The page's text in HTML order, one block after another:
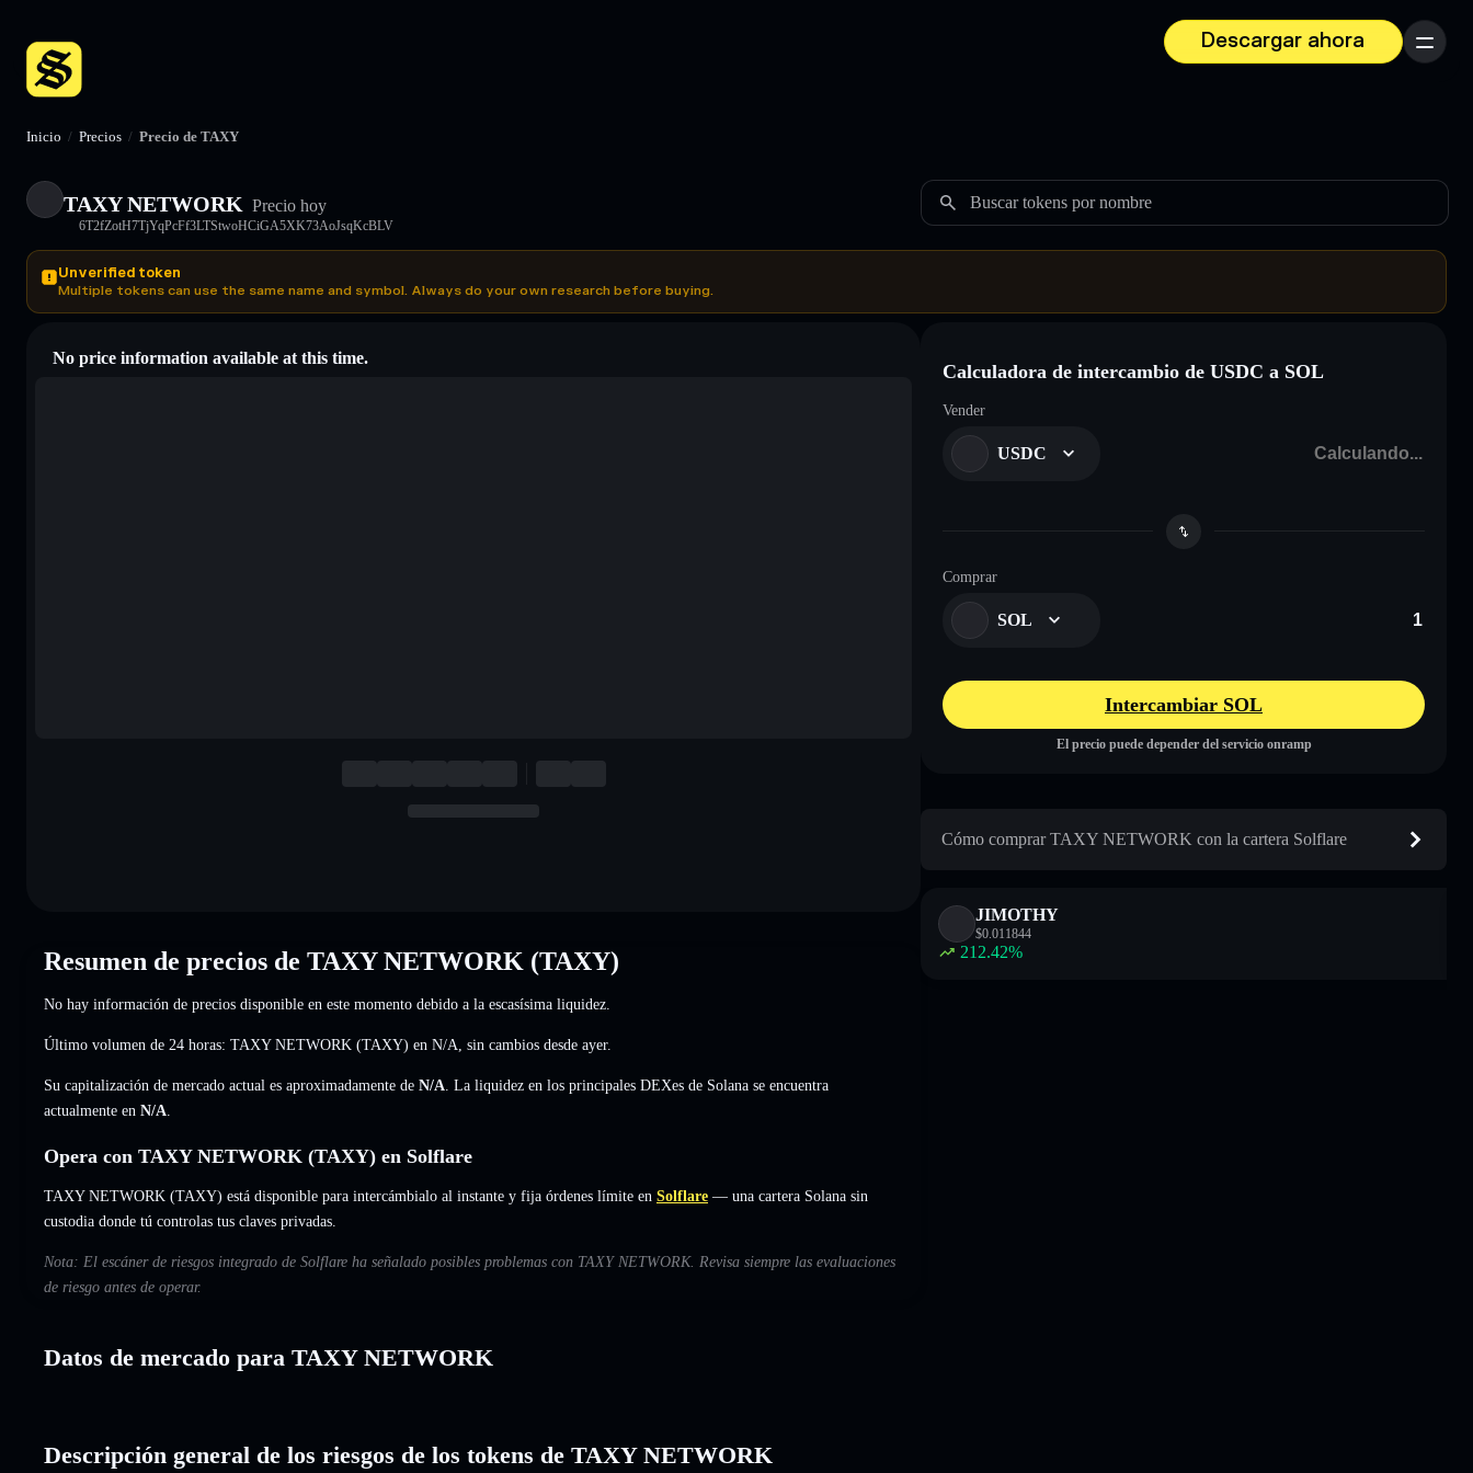
Descargar ahora
Menú
Inicio / Precios / Precio de TAXY
TAXY NETWORK Precio hoy
6T2fZotH7TjYqPcFf3LTStwoHCiGA5XK73AoJsqKcBLV
Buscar tokens por nombre
Unverified token
Multiple tokens can use the same name and symbol. Always do your own research before buying.
No price information available at this time.
Resumen de precios de TAXY NETWORK (TAXY)
No hay información de precios disponible en este momento debido a la escasísima liquidez.
Último volumen de 24 horas: TAXY NETWORK (TAXY) en N/A sin cambios desde ayer.
Su capitalización de mercado actual es aproximadamente de N/A . La liquidez en los principales DEXes de Solana se encuentra
actualmente en N/A
Opera con TAXY NETWORK (TAXY) en Solflare
TAXY NETWORK (TAXY) está disponible para intercámbialo al instante y fija órdenes límite en Solflare — una cartera Solana sin
custodia donde tú controlas tus claves privadas.
Nota: El escáner de riesgos integrado de Solflare ha señalado posibles problemas con TAXY NETWORK. Revisa siempre las evaluaciones
de riesgo antes de operar.
Datos de mercado para TAXY NETWORK
Descripción general de los riesgos de los tokens de TAXY NETWORK
Calculadora de intercambio de USDC a SOL
Vender
USDC
Comprar
SOL
Intercambiar SOL
El precio puede depender del servicio onramp
Cómo comprar TAXY NETWORK con la cartera Solflare
JIMOTHY
$0.011844
212.42%